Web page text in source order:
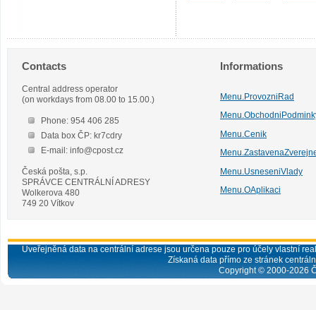
Contacts
Central address operator
(on workdays from 08.00 to 15.00.)
Phone: 954 406 285
Data box ČP: kr7cdry
E-mail: info@cpost.cz
Česká pošta, s.p.
SPRÁVCE CENTRÁLNÍ ADRESY
Wolkerova 480
749 20 Vítkov
Informations
Menu.ProvozniRad
Menu.Cenik
Menu.UsneseniVlady
Menu.OAplikaci
Uveřejněná data na centrální adrese jsou určena pouze pro účely vlastní
Získaná data přímo ze stránek
Copyright © 2000-2026